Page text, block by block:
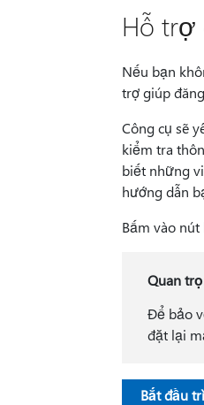
Hỗ trợ
Nếu bạn
trợ giúp
Công cụ sẽ
kiểm tra
biết những
hướng dẫn
Bấm vào
Quan
Để bảo
đặt lại
Bắt đầu